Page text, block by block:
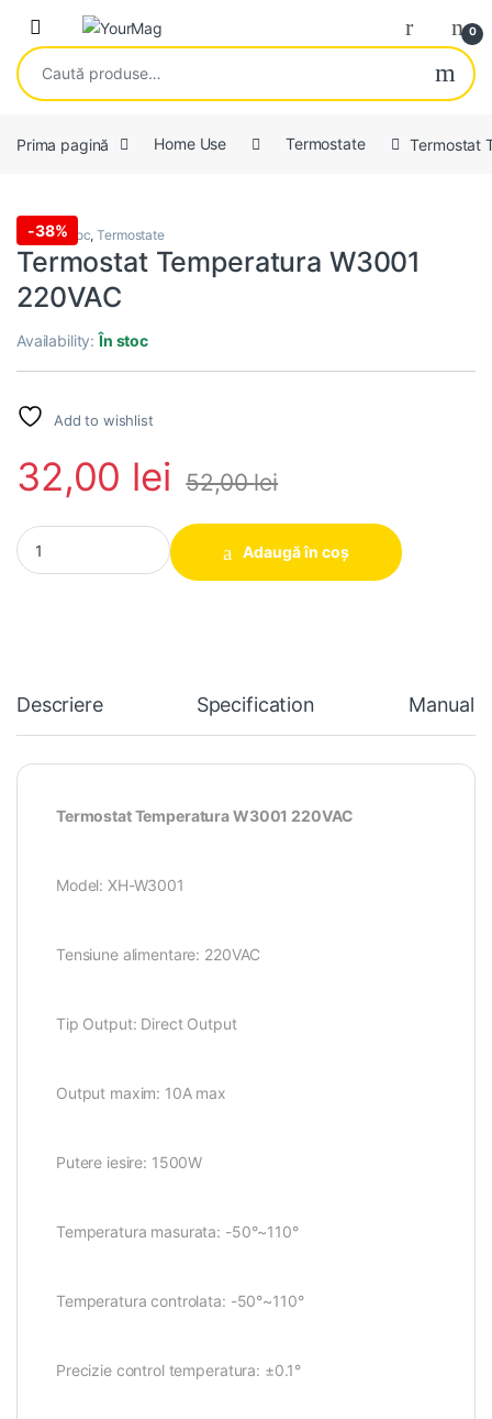
Skip to navigation
Skip to content
Open 0
Caută după:
Prima pagină Home Use Termostate Termostat
-38%
NOU in Stoc,Termostate
Termostat Temperatura W3001
220VAC
Availability:În stoc
Add to wishlist
32,00 lei 52,00lei
Termostat Temperatura W3001 220VAC quantity
Adaugă în coș
Descriere Specification Manual
Termostat Temperatura W3001 220VAC
Model: XH-W3001
Tensiune alimentare: 220VAC
Tip Output: Direct Output
Output maxim: 10A max
Putere iesire: 1500W
Temperatura masurata: -50°~110°
Temperatura controlata: -50°~110°
Precizie control temperatura: ±0.1°